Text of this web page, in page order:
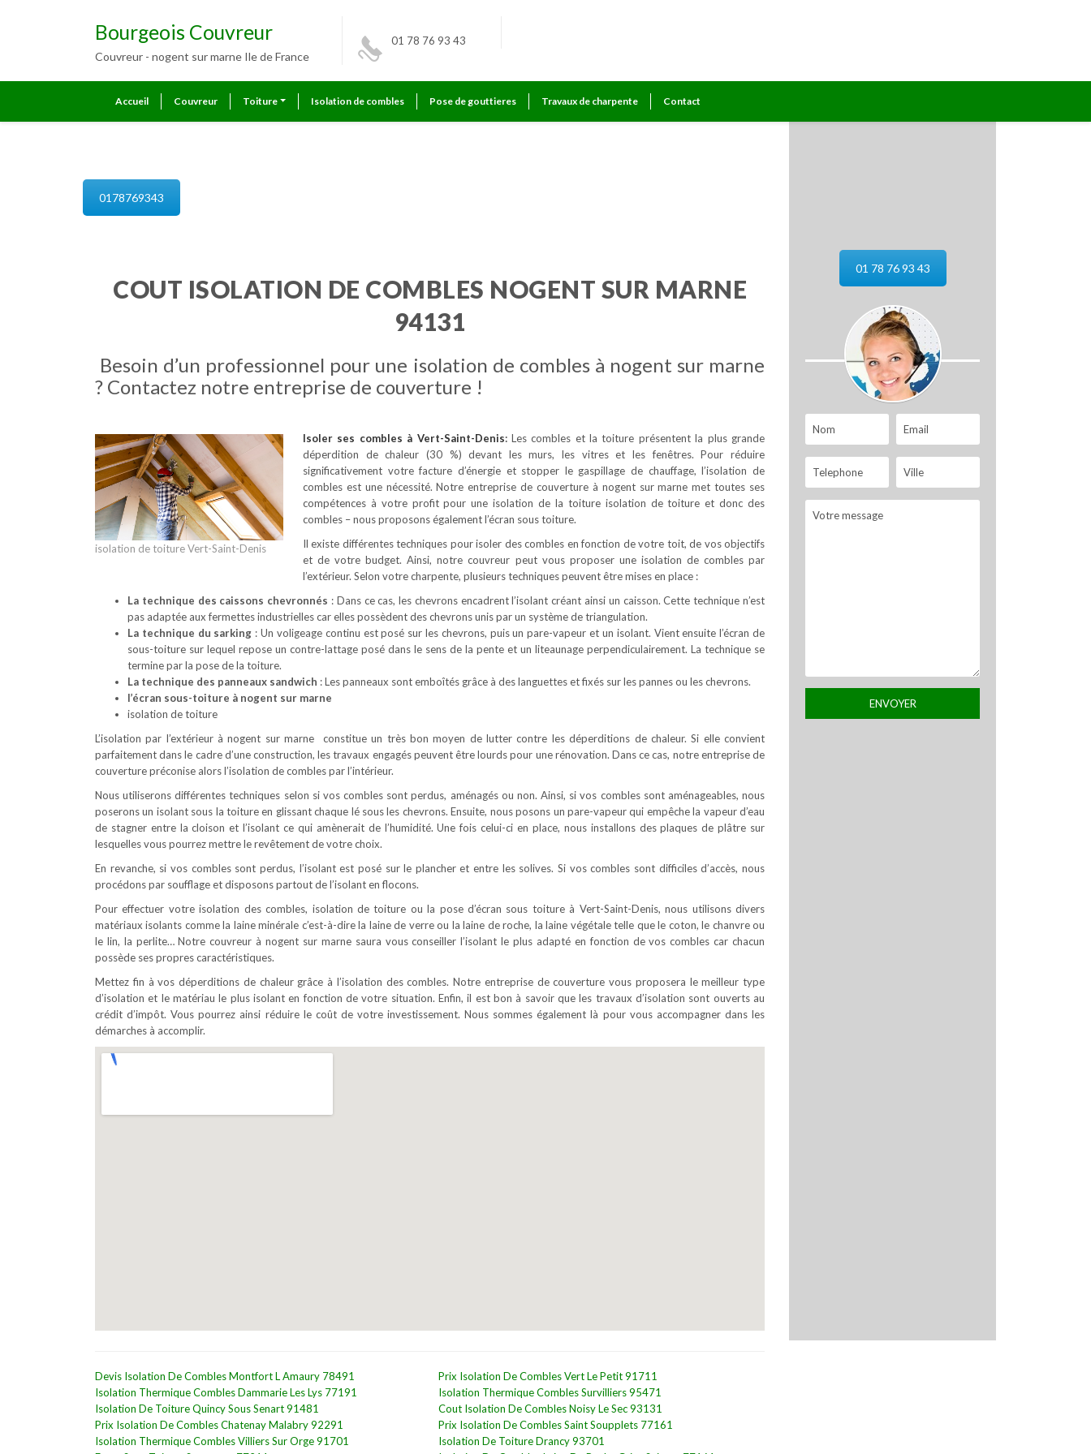
Bourgeois Couvreur
Couvreur - nogent sur marne Ile de France
01 78 76 93 43
Accueil Couvreur Toiture Isolation de combles Pose de gouttieres Travaux de charpente Contact
0178769343
COUT ISOLATION DE COMBLES NOGENT SUR MARNE
94131
Besoin d’un professionnel pour une isolation de combles à nogent sur marne
? Contactez notre entreprise de couverture !
isolation de toiture Vert-Saint-Denis
Isoler ses combles à Vert-Saint-Denis:Les combles et la toiture présentent la plus grande
déperdition de chaleur (30 %) devant les murs, les vitres et les fenêtres. Pour réduire
significativement votre facture d’énergie et stopper le gaspillage de chauffage, l’isolation de
combles est une nécessité. Notre entreprise de couverture à nogent sur marne met toutes ses
compétences à votre profit pour une isolation de la toiture isolation de toiture et donc des
combles – nous proposons également l’écran sous toiture.
Il existe différentes techniques pour isoler des combles en fonction de votre toit, de vos objectifs
et de votre budget. Ainsi, notre couvreur peut vous proposer une isolation de combles par
l’extérieur. Selon votre charpente, plusieurs techniques peuvent être mises en place :
La technique des caissons chevronnés : Dans ce cas, les chevrons encadrent l’isolant créant ainsi un caisson. Cette technique n’est
pas adaptée aux fermettes industrielles car elles possèdent des chevrons unis par un système de triangulation.
La technique du sarking : Un voligeage continu est posé sur les chevrons, puis un pare-vapeur et un isolant. Vient ensuite l’écran de
sous-toiture sur lequel repose un contre-lattage posé dans le sens de la pente et un liteaunage perpendiculairement. La technique se
termine par la pose de la toiture.
La technique des panneaux sandwich : Les panneaux sont emboîtés grâce à des languettes et fixés sur les pannes ou les chevrons.
l’écran sous-toiture à nogent sur marne
isolation de toiture
L’isolation par l’extérieur à nogent sur marne constitue un très bon moyen de lutter contre les déperditions de chaleur. Si elle convient
parfaitement dans le cadre d’une construction, les travaux engagés peuvent être lourds pour une rénovation. Dans ce cas, notre entreprise de
couverture préconise alors l’isolation de combles par l’intérieur.
Nous utiliserons différentes techniques selon si vos combles sont perdus, aménagés ou non. Ainsi, si vos combles sont aménageables, nous
poserons un isolant sous la toiture en glissant chaque lé sous les chevrons. Ensuite, nous posons un pare-vapeur qui empêche la vapeur d’eau
de stagner entre la cloison et l’isolant ce qui amènerait de l’humidité. Une fois celui-ci en place, nous installons des plaques de plâtre sur
lesquelles vous pourrez mettre le revêtement de votre choix.
En revanche, si vos combles sont perdus, l’isolant est posé sur le plancher et entre les solives. Si vos combles sont difficiles d’accès, nous
procédons par soufflage et disposons partout de l’isolant en flocons.
Pour effectuer votre isolation des combles, isolation de toiture ou la pose d’écran sous toiture à Vert-Saint-Denis, nous utilisons divers
matériaux isolants comme la laine minérale c’est-à-dire la laine de verre ou la laine de roche, la laine végétale telle que le coton, le chanvre ou
le lin, la perlite… Notre couvreur à nogent sur marne saura vous conseiller l’isolant le plus adapté en fonction de vos combles car chacun
possède ses propres caractéristiques.
Mettez fin à vos déperditions de chaleur grâce à l’isolation des combles. Notre entreprise de couverture vous proposera le meilleur type
d’isolation et le matériau le plus isolant en fonction de votre situation. Enfin, il est bon à savoir que les travaux d’isolation sont ouverts au
crédit d’impôt. Vous pourrez ainsi réduire le coût de votre investissement. Nous sommes également là pour vous accompagner dans les
démarches à accomplir.
Devis Isolation De Combles Montfort L Amaury 78491
Isolation Thermique Combles Dammarie Les Lys 77191
Isolation De Toiture Quincy Sous Senart 91481
Prix Isolation De Combles Chatenay Malabry 92291
Isolation Thermique Combles Villiers Sur Orge 91701
Prix Isolation De Combles Vert Le Petit 91711
Isolation Thermique Combles Survilliers 95471
Cout Isolation De Combles Noisy Le Sec 93131
Prix Isolation De Combles Saint Soupplets 77161
Isolation De Toiture Drancy 93701
01 78 76 93 43